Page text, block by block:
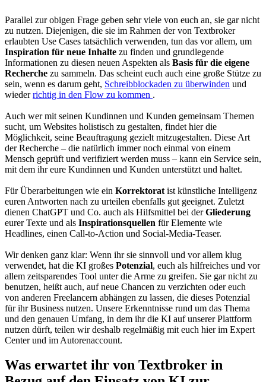
Parallel zur obigen Frage geben sehr viele von euch an, sie gar nicht
zu nutzen. Diejenigen, die sie im Rahmen der von Textbroker
erlaubten Use Cases tatsächlich verwenden, tun das vor allem, um
Inspiration für neue Inhalte zu finden und grundlegende
Informationen zu diesen neuen Aspekten als Basis für die eigene
Recherche zu sammeln. Das scheint euch auch eine große Stütze zu
sein, wenn es darum geht, Schreibblockaden zu überwinden und
wiederrichtig in den Flow zu kommen .
Auch wer mit seinen Kundinnen und Kunden gemeinsam Themen
sucht, um Websites holistisch zu gestalten, findet hier die
Möglichkeit, seine Beauftragung gezielt mitzugestalten. Diese Art
der Recherche – die natürlich immer noch einmal von einem
Mensch geprüft und verifiziert werden muss – kann ein Service sein,
mit dem ihr eure Kundinnen und Kunden unterstützt und haltet.
Für Überarbeitungen wie ein Korrektorat ist künstliche Intelligenz
euren Antworten nach zu urteilen ebenfalls gut geeignet. Zuletzt
dienen ChatGPT und Co. auch als Hilfsmittel bei derGliederung
eurer Texte und als Inspirationsquellen für Elemente wie
Headlines, einen Call-to-Action und Social-Media-Teaser.
Wir denken ganz klar: Wenn ihr sie sinnvoll und vor allem klug
verwendet, hat die KI großes Potenzial, euch als hilfreiches und vor
allem zeitsparendes Tool unter die Arme zu greifen. Sie gar nicht zu
benutzen, heißt auch, auf neue Chancen zu verzichten oder euch
von anderen Freelancern abhängen zu lassen, die dieses Potenzial
für ihr Business nutzen. Unsere Erkenntnisse rund um das Thema
und den genauen Umfang, in dem ihr die KI auf unserer Plattform
nutzen dürft, teilen wir deshalb regelmäßig mit euch hier im Expert
Center und im Autorenaccount.
Was erwartet ihr von Textbroker in